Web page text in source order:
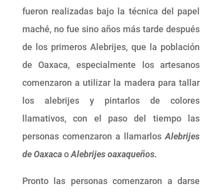
fueron realizadas bajo la técnica del papel
maché, no fue sino años más tarde después
de los primeros Alebrijes, que la población
de Oaxaca, especialmente los artesanos
comenzaron a utilizar la madera para tallar
los alebrijes y pintarlos de colores
llamativos, con el paso del tiempo las
personas comenzaron a llamarlosAlebrijes
de OaxacaoAlebrijes oaxaqueños.
Pronto las personas comenzaron a darse